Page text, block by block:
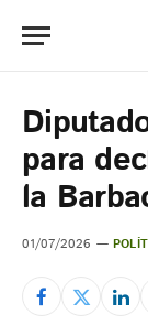
para
la
01/07/2026